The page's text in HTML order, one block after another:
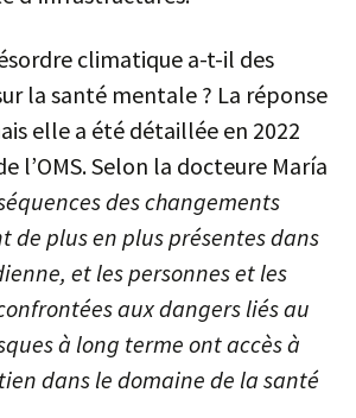
climatique a-t-il des
la santé mentale ? La réponse
elle a été détaillée en 2022
l’OMS. Selon la docteure María
des changements
de plus en plus présentes dans
et les personnes et les
aux dangers liés au
à long terme ont accès à
dans le domaine de la santé